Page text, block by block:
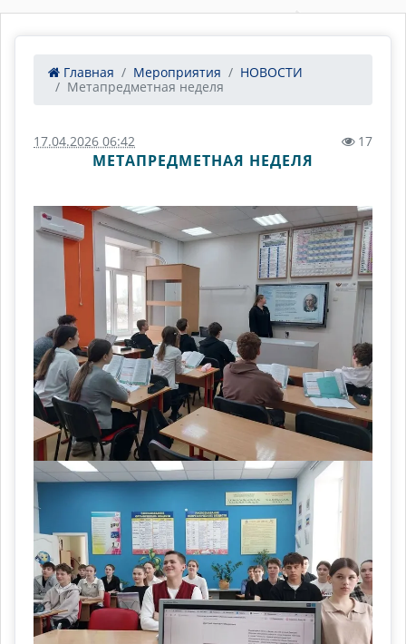
Главная Мероприятия
НОВОСТИ
Метапредметная неделя
17.04.2026 06:42 17
МЕТАПРЕДМЕТНАЯ НЕДЕЛЯ